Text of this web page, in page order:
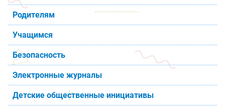
Родителям
Учащимся
Безопасность
Электронные журналы
Детские общественные инициативы